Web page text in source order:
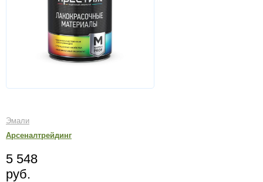
Эмали
Арсеналтрейдинг
5 548
руб.